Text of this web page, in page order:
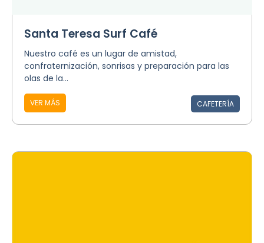
Santa Teresa Surf Café
Nuestro café es un lugar de amistad,
confraternización, sonrisas y preparación para las
olas de la...
VER MÁS CAFETERÍA